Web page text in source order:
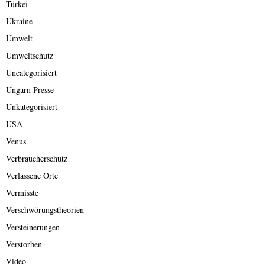
Türkei
Ukraine
Umwelt
Umweltschutz
Uncategorisiert
Ungarn Presse
Unkategorisiert
USA
Venus
Verbraucherschutz
Verlassene Orte
Vermisste
Verschwörungstheorien
Versteinerungen
Verstorben
Video